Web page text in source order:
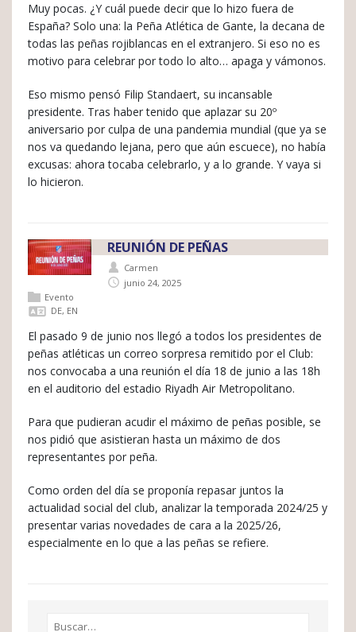
Muy pocas. ¿Y cuál puede decir que lo hizo fuera de
España? Solo una: la Peña Atlética de Gante, la decana de
todas las peñas rojiblancas en el extranjero. Si eso no es
motivo para celebrar por todo lo alto… apaga y vámonos.
Eso mismo pensó Filip Standaert, su incansable
presidente. Tras haber tenido que aplazar su 20º
aniversario por culpa de una pandemia mundial (que ya se
nos va quedando lejana, pero que aún escuece), no había
excusas: ahora tocaba celebrarlo, y a lo grande. Y vaya si
lo hicieron.
REUNIÓN DE PEÑAS
Carmen
junio 24, 2025
Evento
DE, EN
El pasado 9 de junio nos llegó a todos los presidentes de
peñas atléticas un correo sorpresa remitido por el Club:
nos convocaba a una reunión el día 18 de junio a las 18h
en el auditorio del estadio Riyadh Air Metropolitano.
Para que pudieran acudir el máximo de peñas posible, se
nos pidió que asistieran hasta un máximo de dos
representantes por peña.
Como orden del día se proponía repasar juntos la
actualidad social del club, analizar la temporada 2024/25 y
presentar varias novedades de cara a la 2025/26,
especialmente en lo que a las peñas se refiere.